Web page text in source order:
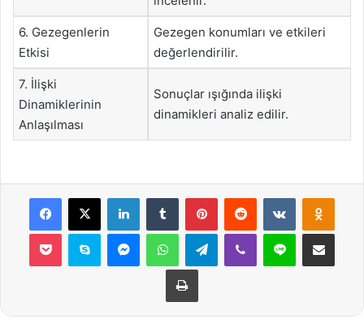
6. Gezegenlerin
Etkisi
Gezegen konumları ve etkileri
değerlendirilir.
7. İlişki
Dinamiklerinin
Anlaşılması
Sonuçlar ışığında ilişki
dinamikleri analiz edilir.
Facebook
X LinkedInTumblr PinterestReddit VKontakte
Pocket Skype MessengerWhatsAppTelegramViber Line E-Posta ile
Yazdır